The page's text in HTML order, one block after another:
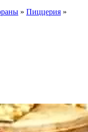
» Пиццерия »